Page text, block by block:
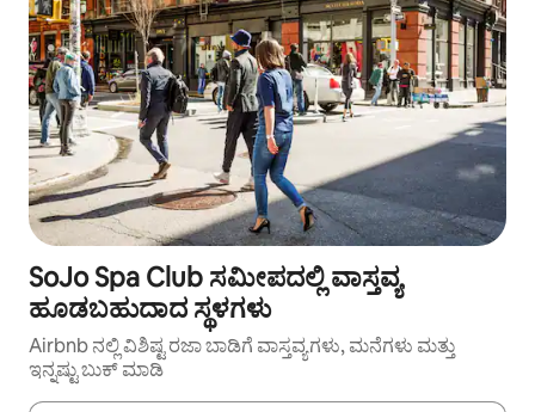
SoJo Spa Club ಸಮೀಪದಲ್ಲಿ ವಾಸ್ತವ್ಯ
ಹೂಡಬಹುದಾದ ಸ್ಥಳಗಳು
Airbnb ನಲ್ಲಿ ವಿಶಿಷ್ಟ ರಜಾ ಬಾಡಿಗೆ ವಾಸ್ತವ್ಯಗಳು, ಮನೆಗಳು ಮತ್ತು
ಇನ್ನಷ್ಟು ಬುಕ್ ಮಾಡಿ